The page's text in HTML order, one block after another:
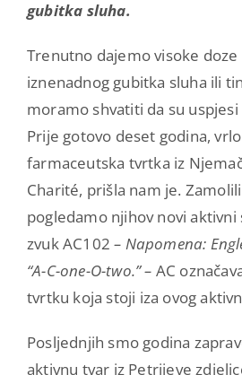
gubitka sluha.
Trenutno dajemo visoke
iznenadnog gubitka sluha ili
moramo shvatiti da su
Prije gotovo deset godina,
farmaceutska tvrtka iz
Charité, prišla nam je.
pogledamo njihov novi
zvuk AC102– Napomena:
“A-C-one-O-two.” – AC
tvrtku koja stoji iza ovog
Posljednjih smo godina
aktivnu tvar iz Petrijeve